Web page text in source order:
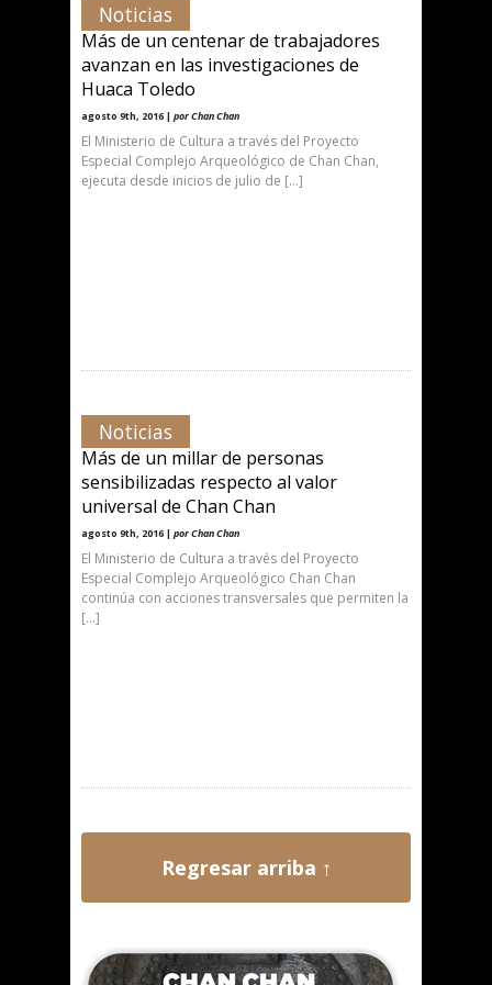
Noticias
Más de un centenar de trabajadores
avanzan en las investigaciones de
Huaca Toledo
agosto 9th, 2016 | por Chan Chan
El Ministerio de Cultura a través del Proyecto
Especial Complejo Arqueológico de Chan Chan,
ejecuta desde inicios de julio de […]
Noticias
Más de un millar de personas
sensibilizadas respecto al valor
universal de Chan Chan
agosto 9th, 2016 | por Chan Chan
El Ministerio de Cultura a través del Proyecto
Especial Complejo Arqueológico Chan Chan
continúa con acciones transversales que permiten la
[…]
Regresar arriba ↑